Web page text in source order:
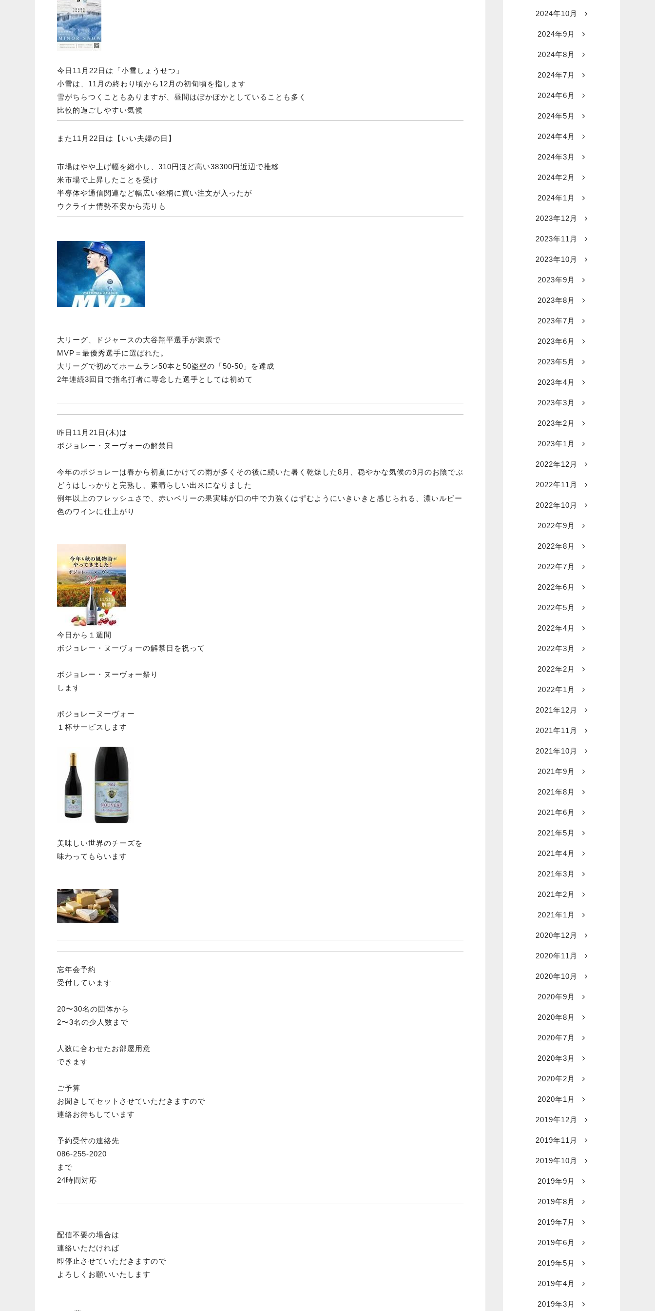
今日11月22日は「小雪しょうせつ」
小雪は、11月の終わり頃から12月の初旬頃を指します
雪がちらつくこともありますが、昼間はぽかぽかとしていることも多く
比較的過ごしやすい気候
また11月22日は【いい夫婦の日】
市場はやや上げ幅を縮小し、310円ほど高い38300円近辺で推移
米市場で上昇したことを受け
半導体や通信関連など幅広い銘柄に買い注文が入ったが
ウクライナ情勢不安から売りも
大リーグ、ドジャースの大谷翔平選手が満票で
MVP＝最優秀選手に選ばれた。
大リーグで初めてホームラン50本と50盗塁の「50-50」を達成
2年連続3回目で指名打者に専念した選手としては初めて
昨日11月21日(木)は
ボジョレー・ヌーヴォーの解禁日
今年のボジョレーは春から初夏にかけての雨が多くその後に続いた暑く乾燥した8月、穏やかな気候の9月のお陰でぶ
どうはしっかりと完熟し、素晴らしい出来になりました
例年以上のフレッシュさで、赤いベリーの果実味が口の中で力強くはずむようにいきいきと感じられる、濃いルビー
色のワインに仕上がり
今日から１週間
ボジョレー・ヌーヴォーの解禁日を祝って
ボジョレー・ヌーヴォー祭り
します
ボジョレーヌーヴォー
１杯サービスします
美味しい世界のチーズを
味わってもらいます
忘年会予約
受付しています
20〜30名の団体から
2〜3名の少人数まで
人数に合わせたお部屋用意
できます
ご予算
お聞きしてセットさせていただきますので
連絡お待ちしています
予約受付の連絡先
086-255-2020
まで
24時間対応
配信不要の場合は
連絡いただければ
即停止させていただきますので
よろしくお願いいたします
2024年10月
2024年9月
2024年8月
2024年7月
2024年6月
2024年5月
2024年4月
2024年3月
2024年2月
2024年1月
2023年12月
2023年11月
2023年10月
2023年9月
2023年8月
2023年7月
2023年6月
2023年5月
2023年4月
2023年3月
2023年2月
2023年1月
2022年12月
2022年11月
2022年10月
2022年9月
2022年8月
2022年7月
2022年6月
2022年5月
2022年4月
2022年3月
2022年2月
2022年1月
2021年12月
2021年11月
2021年10月
2021年9月
2021年8月
2021年6月
2021年5月
2021年4月
2021年3月
2021年2月
2021年1月
2020年12月
2020年11月
2020年10月
2020年9月
2020年8月
2020年7月
2020年3月
2020年2月
2020年1月
2019年12月
2019年11月
2019年10月
2019年9月
2019年8月
2019年7月
2019年6月
2019年5月
2019年4月
2019年3月